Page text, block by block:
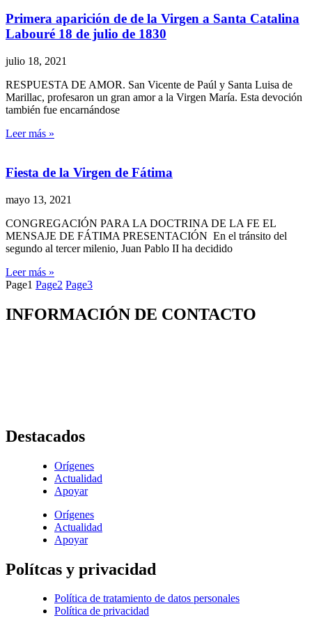
Primera aparición de de la Virgen a Santa Catalina
Labouré 18 de julio de 1830
julio 18, 2021
RESPUESTA DE AMOR. San Vicente de Paúl y Santa Luisa de
Marillac, profesaron un gran amor a la Virgen María. Esta devoción
también fue encarnándose
Leer más »
Fiesta de la Virgen de Fátima
mayo 13, 2021
CONGREGACIÓN PARA LA DOCTRINA DE LA FE EL
MENSAJE DE FÁTIMA PRESENTACIÓN En el tránsito del
segundo al tercer milenio, Juan Pablo II ha decidido
Leer más »
Page1 Page2 Page3
INFORMACIÓN DE CONTACTO
Destacados
Orígenes
Actualidad
Apoyar
Orígenes
Actualidad
Apoyar
Polítcas y privacidad
Política de tratamiento de datos personales
Política de privacidad